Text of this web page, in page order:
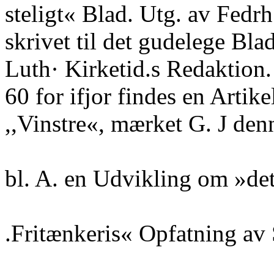
steligt« Blad. Utg. av
skrivet til det gudelege
Luth· Kirketid.s
60 for ifjor findes en
,,Vinstre«, mærket G. J
bl. A. en Udvikling om
.Fritænkeris« Opfatning av